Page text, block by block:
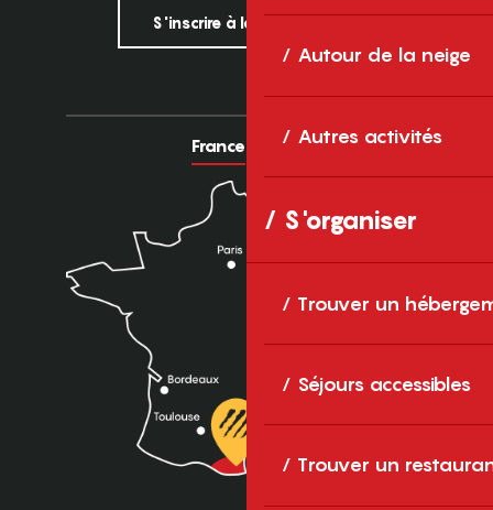
Autour de la neige
Autres activités
S'organiser
Trouver un
Séjours accessibles
Trouver un
S'inscrire à la newsletter
France Europe